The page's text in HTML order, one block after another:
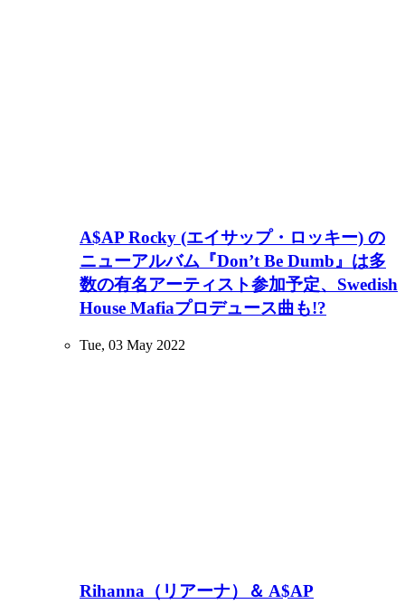
A$AP Rocky (エイサップ・ロッキー) の
ニューアルバム『Don’t Be Dumb』は多
数の有名アーティスト参加予定、Swedish
House Mafiaプロデュース曲も!?
Tue, 03 May 2022
Rihanna（リアーナ）＆ A$AP